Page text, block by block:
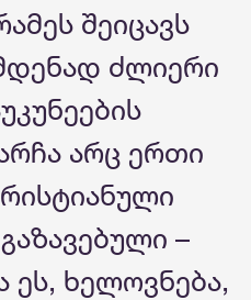
შეიცავს
ძლიერი
არც ერთი
–
ეს, ხელოვნება,